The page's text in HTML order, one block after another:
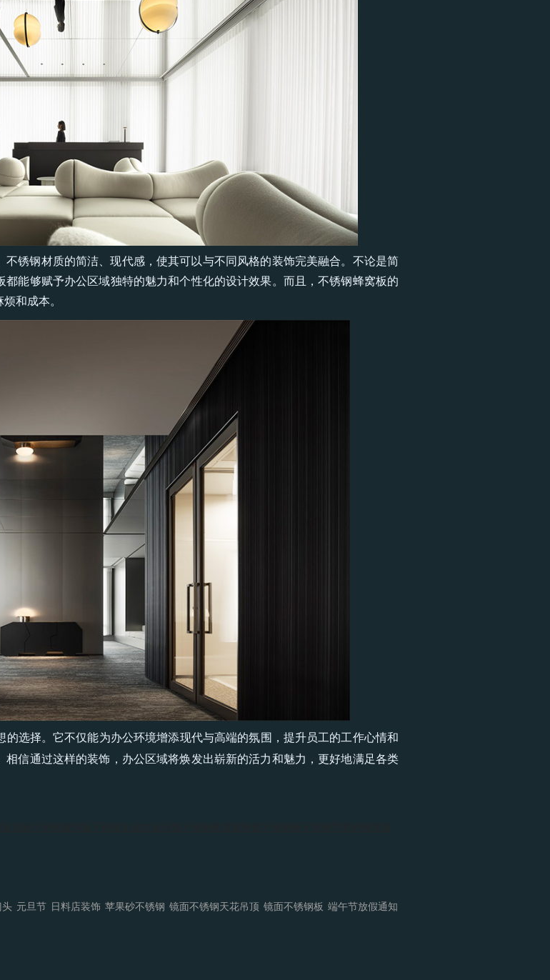
锈钢材质的简洁、现代感，使其可以与不同风格的装饰完美融合。不论是简
能够赋予办公区域独特的魅力和个性化的设计效果。而且，不锈钢蜂窝板的
和成本。
选择。它不仅能为办公环境增添现代与高端的氛围，提升员工的工作心情和
信通过这样的装饰，办公区域将焕发出崭新的活力和魅力，更好地满足各类
头 元旦节 日料店装饰 苹果砂不锈钢 镜面不锈钢天花吊顶 镜面不锈钢板 端午节放假通知